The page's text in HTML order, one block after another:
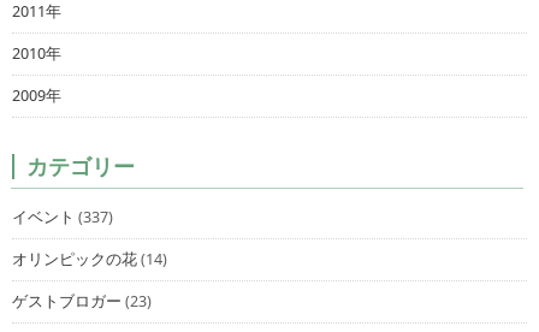
2011年
2010年
2009年
カテゴリー
イベント (337)
オリンピックの花(14)
ゲストブロガー (23)